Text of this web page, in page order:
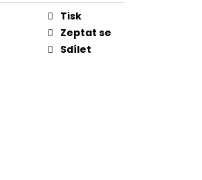
Tisk
Zeptat se
Sdílet